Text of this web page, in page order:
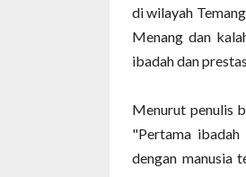
di wilayah
Menang dan
ibadah dan
Menurut penulis
"Pertama ibadah
dengan manusia